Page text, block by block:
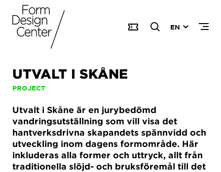
EN
UTVALT I SKÅNE
PROJECT
Utvalt i Skåne är en jurybedömd
vandringsutställning som vill visa det
hantverksdrivna skapandets spännvidd och
utveckling inom dagens formområde. Här
inkluderas alla former och uttryck, allt från
traditionella slöjd- och bruksföremål till det